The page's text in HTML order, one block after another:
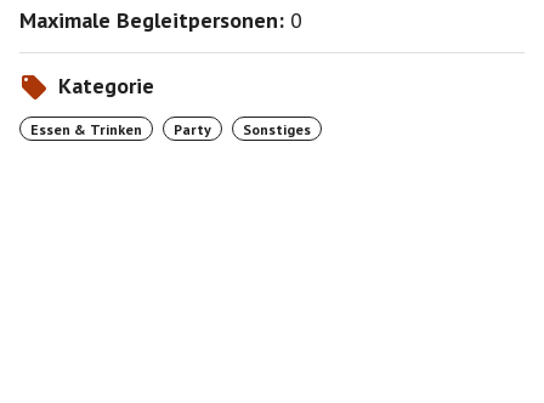
Maximale Begleitpersonen: 0
Kategorie
Essen & Trinken Party Sonstiges